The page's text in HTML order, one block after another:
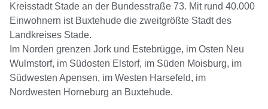
Kreisstadt Stade an der Bundesstraße 73. Mit rund 40.000
Einwohnern ist Buxtehude die zweitgrößte Stadt des
Landkreises Stade.
Im Norden grenzen Jork und Estebrügge, im Osten Neu
Wulmstorf, im Südosten Elstorf, im Süden Moisburg, im
Südwesten Apensen, im Westen Harsefeld, im
Nordwesten Horneburg an Buxtehude.